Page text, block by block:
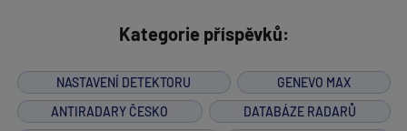
Kategorie příspěvků:
NASTAVENÍ DETEKTORU
GENEVO MAX
ANTIRADARY ČESKO
DATABÁZE RADARŮ